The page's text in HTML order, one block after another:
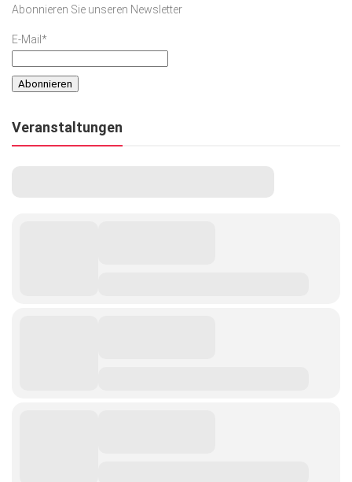
Lifestyle
Ausflug & Reise
Abonnieren Sie unseren Newsletter
E-Mail*
Veranstaltungen